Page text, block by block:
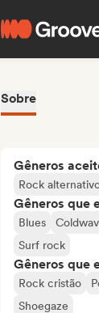
Sobre
Gêneros
Rock
Gêneros que
Blues
Surf rock
Gêneros que
Rock cristão
Shoegaze